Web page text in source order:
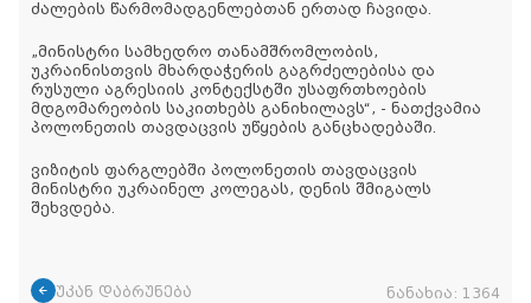
ძალების წარმომადგენლებთან ერთად ჩავიდა.
„მინისტრი სამხედრო თანამშრომლობის,
უკრაინისთვის მხარდაჭერის გაგრძელებისა და
რუსული აგრესიის კონტექსტში უსაფრთხოების
მდგომარეობის საკითხებს განიხილავს“, - ნათქვამია
პოლონეთის თავდაცვის უწყების განცხადებაში.
ვიზიტის ფარგლებში პოლონეთის თავდაცვის
მინისტრი უკრაინელ კოლეგას, დენის შმიგალს
შეხვდება.
უკან დაბრუნება ნანახია: 1364